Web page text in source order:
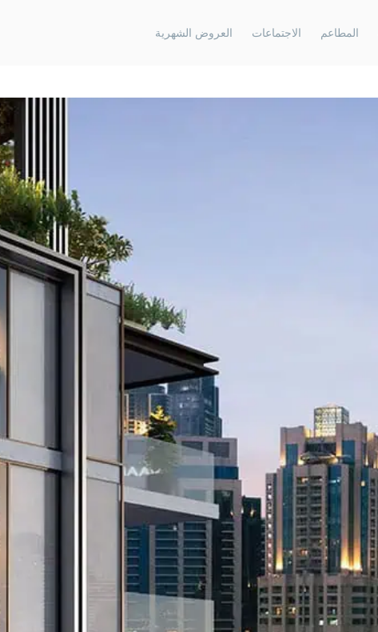
المطاعم الاجتماعات العروض الشهرية
الافتتاحات المستقبلية الشارقة، الإمارات العربية
الوظائف المستقبلية - خليج مرسى، الإمارات
العربية المتحدة
إتش كيو باي روڤ
الوظائف المستقبلية - الرياض، المملكة العربية
السعودية
Rove Olaya Riyadh
روڤ هوم داون تاون
روڤ مراسي درايف
روڤ هوم دبي مارينا